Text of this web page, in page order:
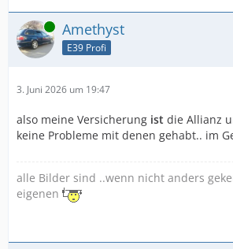
Online Amethyst
E39 Profi
3. Juni 2026 um 19:47
also meine Versicherung ist die Allianz
keine Probleme mit denen gehabt.. im
alle Bilder sind ..wenn nicht anders
eigenen